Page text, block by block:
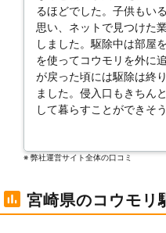
るほどでした。子供もい
思い、ネットで見つけた
しました。駆除中は部屋
を使ってコウモリを外に
が戻った頃には駆除は終
ました。侵入口もきちん
して暮らすことができそう
※ 弊社運営サイト全体の⼝コミ
宮崎県のコウモリ